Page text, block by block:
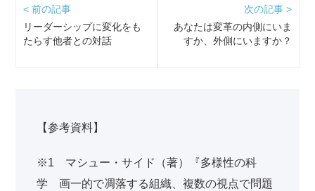
< 前の記事
リーダーシップに変化をも
たらす他者との対話
次の記事 >
あなたは変革の内側にいま
すか、外側にいますか？
【参考資料】
※1 マシュー・サイド（著）『多様性の科
学 画一的で凋落する組織、複数の視点で問題